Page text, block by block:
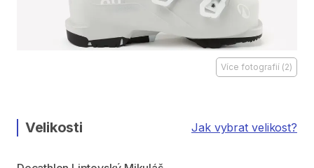
Více fotografií (2)
Velikosti Jak vybrat velikost?